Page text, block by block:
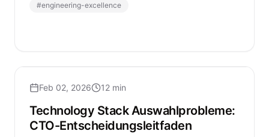
#engineering-excellence
Feb 02, 2026 12 min
Technology Stack Auswahlprobleme:
CTO-Entscheidungsleitfaden